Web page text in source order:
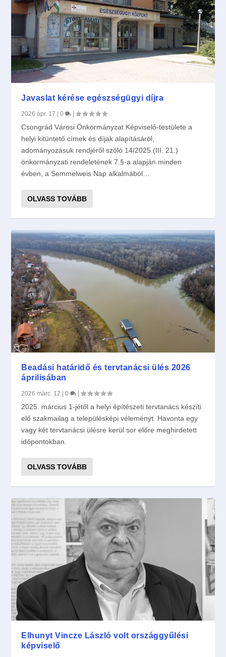
Javaslat kérése egészségügyi díjra
2026 ápr. 17 |0 |
Csongrád Városi Önkormányzat Képviselő-testülete a
helyi kitüntető címek és díjak alapításáról,
adományozásuk rendjéről szóló 14/2025.(III. 21.)
önkormányzati rendeletének 7.§-a alapján minden
évben, a Semmelweis Nap alkalmából…
OLVASS TOVÁBB
Beadási határidő és tervtanácsi ülés 2026
áprilisában
2026 márc. 12 |0 |
2025. március 1-jétől a helyi építészeti tervtanács készíti
elő szakmailag a településképi véleményt. Havonta egy
vagy két tervtanácsi ülésre kerül sor előre meghirdetett
időpontokban.
OLVASS TOVÁBB
Elhunyt Vincze László volt országgyűlési
képviselő